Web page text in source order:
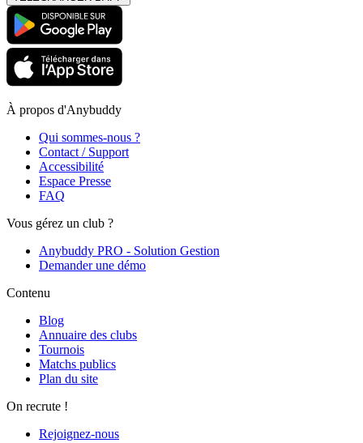
À propos d'Anybuddy
Qui sommes-nous ?
Contact / Support
Accessibilité
Espace Presse
FAQ
Vous gérez un club ?
Anybuddy PRO - Solution Gestion
Demander une démo
Contenu
Blog
Annuaire des clubs
Tournois
Matchs publics
Plan du site
On recrute !
Rejoignez-nous